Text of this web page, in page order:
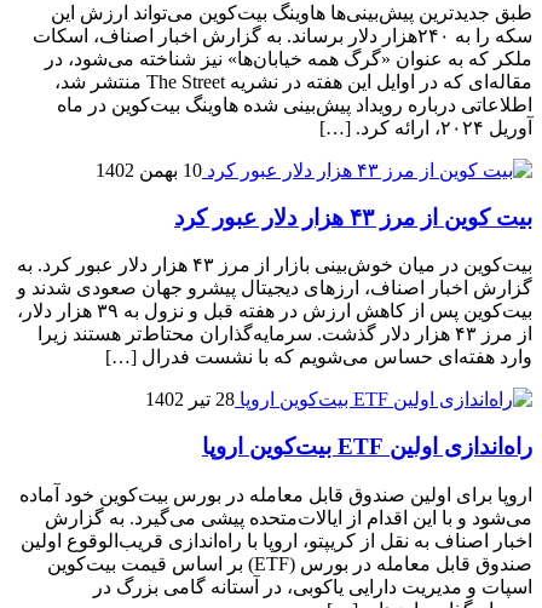
طبق جدیدترین پیش‌بینی‌ها هاوینگ بیت‌کوین می‌تواند ارزش این
سکه را به ۲۴۰هزار دلار برساند. به گزارش اخبار اصناف، اسکات
ملکر که به عنوان «گرگ همه خیابان‌ها» نیز شناخته می‌شود، در
مقاله‌ای که در اوایل این هفته در نشریه The Street منتشر شد،
اطلاعاتی درباره رویداد پیش‌بینی شده هاوینگ بیت‌کوین در ماه
آوریل ۲۰۲۴، ارائه کرد. […]
10 بهمن 1402
بیت کوین از مرز ۴۳ هزار دلار عبور کرد
بیت‌کوین در میان خوش‌بینی بازار از مرز ۴۳ هزار دلار عبور کرد. به
گزارش اخبار اصناف، ارزهای دیجیتال پیشرو جهان صعودی شدند و
بیت‌کوین پس از کاهش ارزش در هفته قبل و نزول به ۳۹ هزار دلار،
از مرز ۴۳ هزار دلار گذشت. سرمایه‌گذاران محتاط‌تر هستند زیرا
وارد هفته‌ای حساس می‌شویم که با نشست فدرال […]
28 تیر 1402
راه‌اندازی اولین ETF بیت‌کوین اروپا
اروپا برای اولین صندوق قابل معامله در بورس بیت‌کوین خود آماده
می‌شود و با این اقدام از ایالات‌متحده پیشی می‌گیرد. به گزارش
اخبار اصناف به نقل از کریپتو، اروپا با راه‌اندازی قریب‌الوقوع اولین
صندوق قابل معامله در بورس (ETF) بر اساس قیمت بیت‌کوین
اسپات و مدیریت دارایی یاکوبی، در آستانه گامی بزرگ در